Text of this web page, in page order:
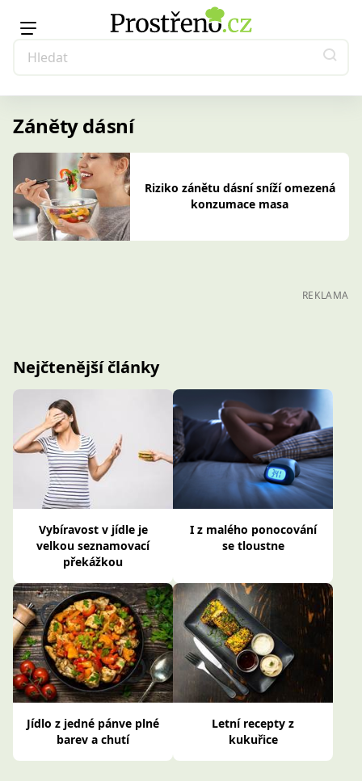
Záněty dásní
Riziko zánětu dásní sníží omezená
konzumace masa
REKLAMA
Nejčtenější články
Vybíravost v jídle je
velkou seznamovací
překážkou
I z malého ponocování
se tloustne
Jídlo z jedné pánve plné
barev a chutí
Letní recepty z
kukuřice